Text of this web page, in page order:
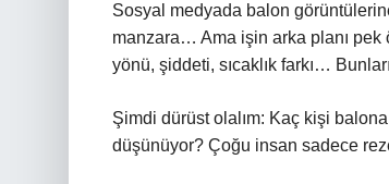
Sosyal medyada balon
manzara… Ama işin arka planı pek
yönü, şiddeti, sıcaklık farkı…
Şimdi dürüst olalım: Kaç kişi
düşünüyor? Çoğu insan sadece